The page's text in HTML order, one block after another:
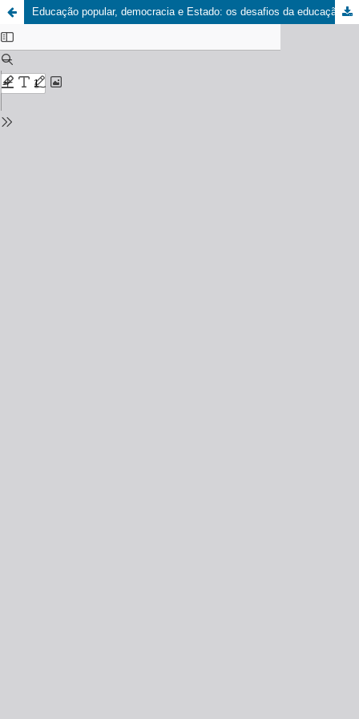
Educação popular, democracia e Estado: os desafios da educação em direitos humanos